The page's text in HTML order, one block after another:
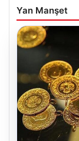
Yan Manşet